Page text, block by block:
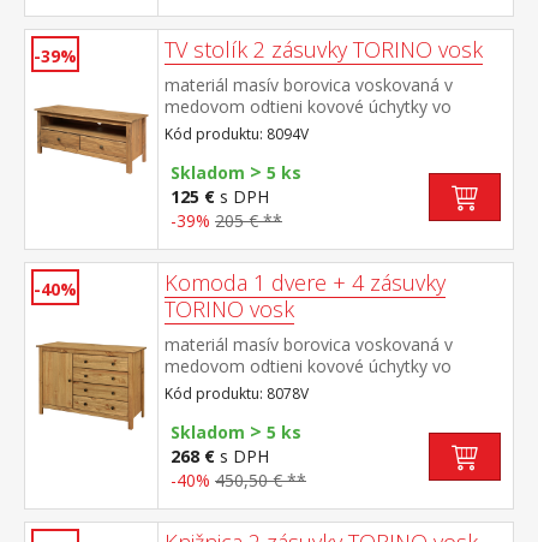
-39% TV stolík 2 zásuvky TORINO vosk
materiál masív borovica voskovaná v
medovom odtieni kovové úchytky vo
farebnom prevedení černená mosadz 2
zásuvky s kovovými pojazdmi, 1
polica maximálne odporúčané zaťaženie
hornej dosky do 50 kg
Kód produktu: 8094V
Skladom > 5 ks
125 € s DPH
-39% 205 € **
-40%
Komoda 1 dvere + 4 zásuvky
TORINO vosk
materiál masív borovica voskovaná v
medovom odtieni kovové úchytky vo
farebnom prevedení černená mosadz 1
dvierka a 4 zásuvky s kovovými pojazdmi
Kód produktu: 8078V
Skladom > 5 ks
268 € s DPH
-40% 450,50 € **